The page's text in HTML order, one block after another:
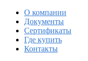
О компании
Документы
Сертификаты
Где купить
Контакты